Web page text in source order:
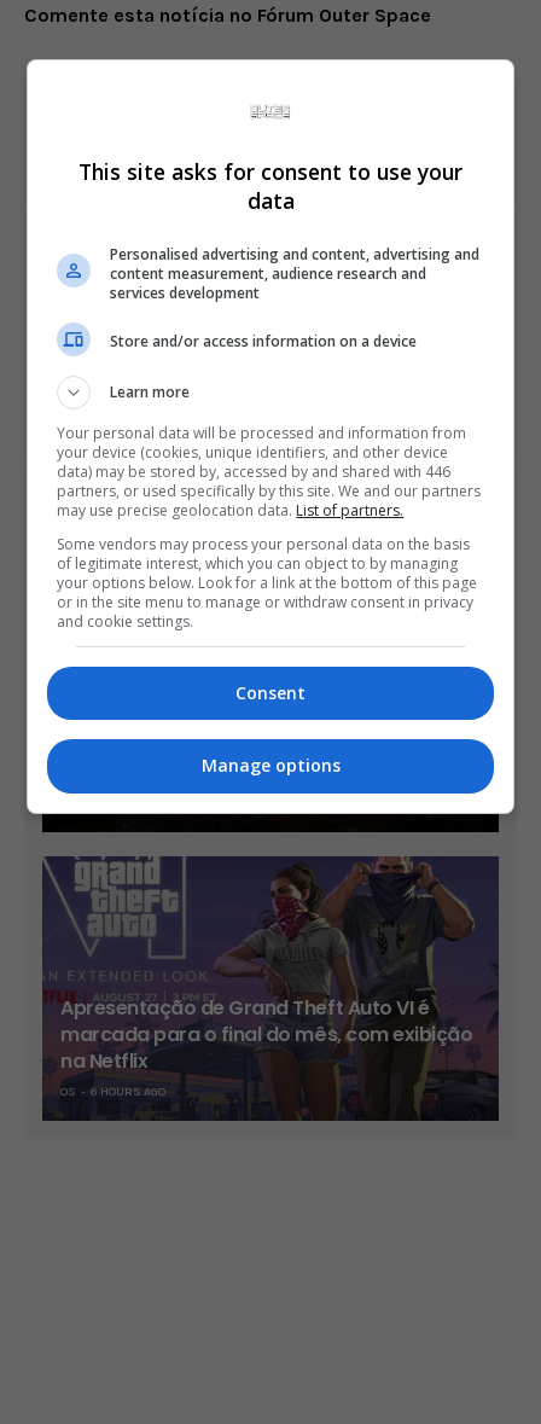
Comente esta notícia no Fórum Outer Space
Share This
Mod que deixa Grand Theft Auto 5 com visual
impressionante é lançado
Trailer de lançamento de Gears of War 4 tem todos os
ÚLTIMAS NOTÍCIAS
Ubisoft anuncia expansão gratuita Last
Rites para Ghost Recon Wildlands e outras
Apresentação de Grand Theft Auto VI é
marcada para o final do mês, com exibição
na Netflix
OS 6 HOURS AGO
This site asks for consent to use your
data
Personalised advertising and content, advertising and
content measurement, audience research and
services development
Store and/or access information on a device
Learn more
Your personal data will be processed and information from
your device (cookies, unique identifiers, and other device
data) may be stored by, accessed by and shared with 446
partners, or used specifically by this site. We and our partners
may use precise geolocation data. List of partners.
Some vendors may process your personal data on the basis
of legitimate interest, which you can object to by managing
your options below. Look for a link at the bottom of this page
or in the site menu to manage or withdraw consent in privacy
and cookie settings.
Consent
Manage options